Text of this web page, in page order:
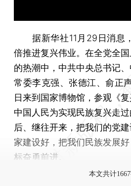
据新华社11月29日消息
倍推进复兴伟业。在全党全
的热潮中，中共中央总书记
常委李克强、张德江、俞正
日来到国家博物馆，参观《
中国人民为实现民族复兴走
后、继往开来，把我们的党
家建设好，把我们民族发展
标奋勇前进。
本文共计